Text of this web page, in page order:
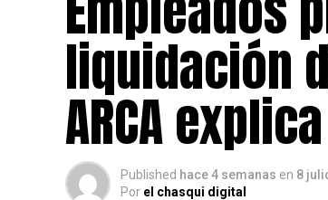
liquidación
ARCA
Published hace 4 semanas en 8
Por el chasqui digital